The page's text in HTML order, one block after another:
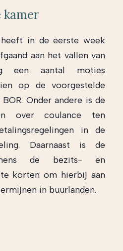
kamer
in de eerste week
aan het vallen van
een aantal moties
op de voorgestelde
Onder andere is de
over coulance ten
in de
Daarnaast is de
de bezits- en
korten om hierbij aan
in buurlanden.